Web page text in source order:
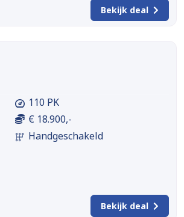
Bekijk deal
110 PK
€ 18.900,-
Handgeschakeld
Bekijk deal